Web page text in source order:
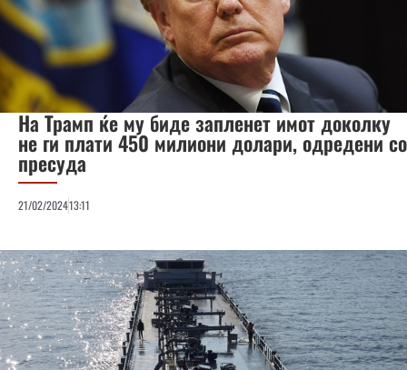
На Трамп ќе му биде запленет имот доколку
не ги плати 450 милиони долари, одредени со
пресуда
21/02/202413:11